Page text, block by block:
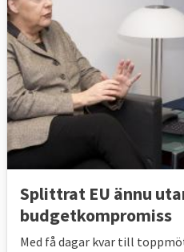
Splittrat EU ännu
budgetkompromiss
Med få dagar kvar till